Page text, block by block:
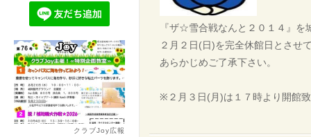
『ザ☆雪合戦なんと２０１４』を
２月２日(日)を完全休館日とさせ
あらかじめご了承下さい。
※２月３日(月)は１７時より開館
クラブJoy広報